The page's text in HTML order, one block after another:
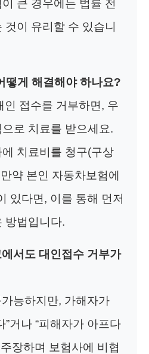
큰 경우에는 법률 전
것이 유리할 수 있습니
떻게 해결해야 하나요?
인 접수를 거부하면, 우
로 치료를 받으세요.
치료비를 청구(구상
약 본인 자동차보험에
있다면, 이를 통해 먼저
방법입니다.
서도 대인접수 거부가
능하지만, 가해자가
”거나 “피해자가 아프다
장하며 보험사에 비협